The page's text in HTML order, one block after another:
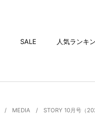
SALE 人気ランキ
/ MEDIA / STORY 10月号（